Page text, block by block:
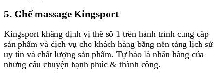
5. Ghế massage Kingsport
Kingsport khẳng định vị thế số 1 trên hành trình cung cấp
sản phẩm và dịch vụ cho khách hàng bằng nền tảng lịch sử
uy tín và chất lượng sản phẩm. Tự hào là nhãn hãng của
những câu chuyện hạnh phúc & thành công.